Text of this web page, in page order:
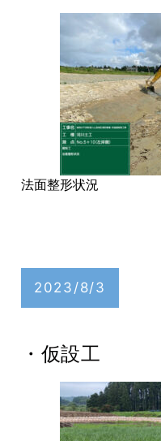
法面整形状況
2023/8/3
・仮設工